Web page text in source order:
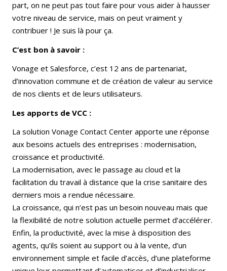
part, on ne peut pas tout faire pour vous aider à hausser
votre niveau de service, mais on peut vraiment y
contribuer ! Je suis là pour ça.
C’est bon à savoir :
Vonage et Salesforce, c’est 12 ans de partenariat,
d’innovation commune et de création de valeur au service
de nos clients et de leurs utilisateurs.
Les apports de VCC :
La solution Vonage Contact Center apporte une réponse
aux besoins actuels des entreprises : modernisation,
croissance et productivité.
La modernisation, avec le passage au cloud et la
facilitation du travail à distance que la crise sanitaire des
derniers mois a rendue nécessaire.
La croissance, qui n’est pas un besoin nouveau mais que
la flexibilité de notre solution actuelle permet d’accélérer.
Enfin, la productivité, avec la mise à disposition des
agents, qu’ils soient au support ou à la vente, d’un
environnement simple et facile d’accès, d’une plateforme